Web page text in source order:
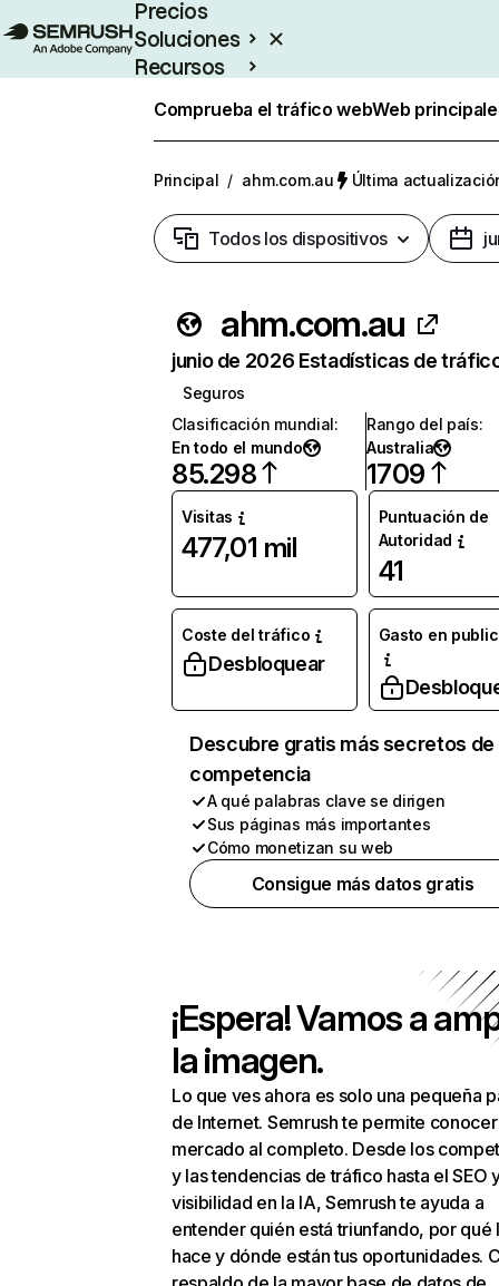
Precios
Soluciones
Recursos
Comprueba el tráfico webWeb
Principal / ahm.com.au Última
Todos los dispositivos
ahm.com.au
junio de 2026 Estadísticas de
Seguros
Clasificación mundial:
En todo el mundo
85.298
Rango del país:
Australia
1709
Visitas
477,01 mil
Puntuación de
Autoridad
41
Coste del tráfico
Desbloquear
Gasto en
Descubre gratis más secretos de
competencia
A qué palabras clave se dirigen
Sus páginas más importantes
Cómo monetizan su web
Consigue más datos gratis
¡Espera! Vamos a
la imagen.
Lo que ves ahora es solo una pequeña
de Internet. Semrush te permite
mercado al completo. Desde los
y las tendencias de tráfico hasta el SEO
visibilidad en la IA, Semrush te ayuda a
entender quién está triunfando, por qué
hace y dónde están tus oportunidades.